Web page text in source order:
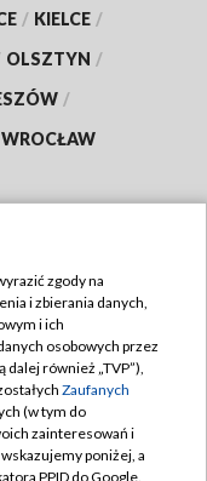
/ KIELCE /
OLSZTYN /
/
WROCŁAW
zgody na
i zbierania danych,
i ich
osobowych przez
dalej również „TVP”),
Zaufanych
(w tym do
zainteresowań i
poniżej, a
PPID do Google.